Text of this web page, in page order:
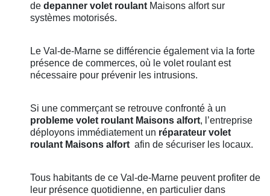
de depanner volet roulant Maisons alfortsur
systèmes motorisés.
Le Val-de-Marne se différencie également via la forte
présence de commerces, où le volet roulant est
nécessaire pour prévenir les intrusions.
Si une commerçant se retrouve confronté à un
probleme volet roulant Maisons alfort, l’entreprise
déployons immédiatement un réparateur volet
roulant Maisons alfort afin de sécuriser les locaux.
Tous habitants de ce Val-de-Marne peuvent profiter de
leur présence quotidienne, en particulier dans